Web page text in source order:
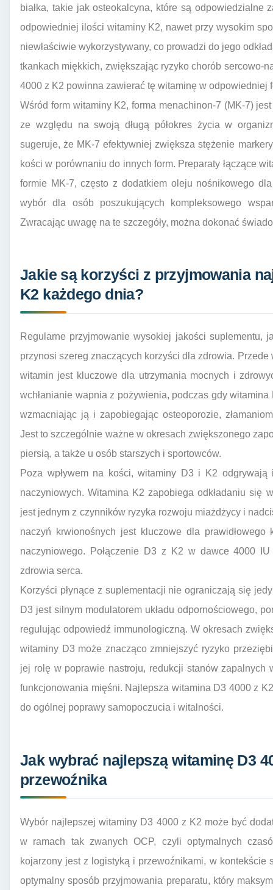
białka, takie jak osteokalcyna, które są
odpowiedniej ilości witaminy K2, nawet przy wysokim
niewłaściwie wykorzystywany, co prowadzi do jego
tkankach miękkich, zwiększając ryzyko chorób sercowo-
4000 z K2 powinna zawierać tę witaminę w odpowiedniej
Wśród form witaminy K2, forma menachinon-7 (MK-7)
ze względu na swoją długą półokres życia w
sugeruje, że MK-7 efektywniej zwiększa stężenie
kości w porównaniu do innych form. Preparaty łączące
formie MK-7, często z dodatkiem oleju nośnikowego
wybór dla osób poszukujących kompleksowego
Zwracając uwagę na te szczegóły, można dokonać
Jakie są korzyści z przyjmowania
K2 każdego dnia?
Regularne przyjmowanie wysokiej jakości suplementu,
przynosi szereg znaczących korzyści dla zdrowia.
witamin jest kluczowe dla utrzymania mocnych i
wchłanianie wapnia z pożywienia, podczas gdy
wzmacniając ją i zapobiegając osteoporozie,
Jest to szczególnie ważne w okresach zwiększonego
piersią, a także u osób starszych i sportowców.
Poza wpływem na kości, witaminy D3 i K2
naczyniowych. Witamina K2 zapobiega odkładaniu się
jest jednym z czynników ryzyka rozwoju miażdżycy i
naczyń krwionośnych jest kluczowe dla prawidłowego
naczyniowego. Połączenie D3 z K2 w dawce 4000
zdrowia serca.
Korzyści płynące z suplementacji nie ograniczają się
D3 jest silnym modulatorem układu odpornościowego,
regulując odpowiedź immunologiczną. W okresach
witaminy D3 może znacząco zmniejszyć ryzyko
jej rolę w poprawie nastroju, redukcji stanów zapalnych
funkcjonowania mięśni. Najlepsza witamina D3 4000 z
do ogólnej poprawy samopoczucia i witalności.
Jak wybrać najlepszą witaminę D3
przewoźnika
Wybór najlepszej witaminy D3 4000 z K2 może być
w ramach tak zwanych OCP, czyli optymalnych
kojarzony jest z logistyką i przewoźnikami, w kontekście
optymalny sposób przyjmowania preparatu, który